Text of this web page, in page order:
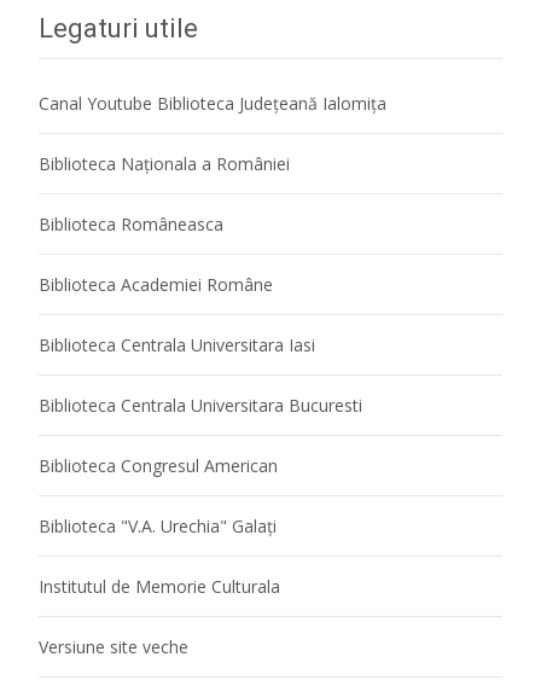
Legaturi utile
Canal Youtube Biblioteca Județeană Ialomița
Biblioteca Naţionala a României
Biblioteca Româneasca
Biblioteca Academiei Române
Biblioteca Centrala Universitara Iasi
Biblioteca Centrala Universitara Bucuresti
Biblioteca Congresul American
Biblioteca "V.A. Urechia" Galaţi
Institutul de Memorie Culturala
Versiune site veche